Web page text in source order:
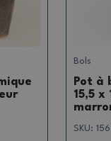
Bols
Pot à
15,5 x
SKU: